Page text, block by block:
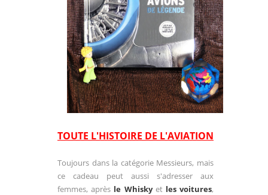
TOUTE L'HISTOIRE DE L'AVIATION
Toujours dans la catégorie Messieurs, mais
ce cadeau peut aussi s'adresser aux
femmes, après le Whiskyet les voitures,